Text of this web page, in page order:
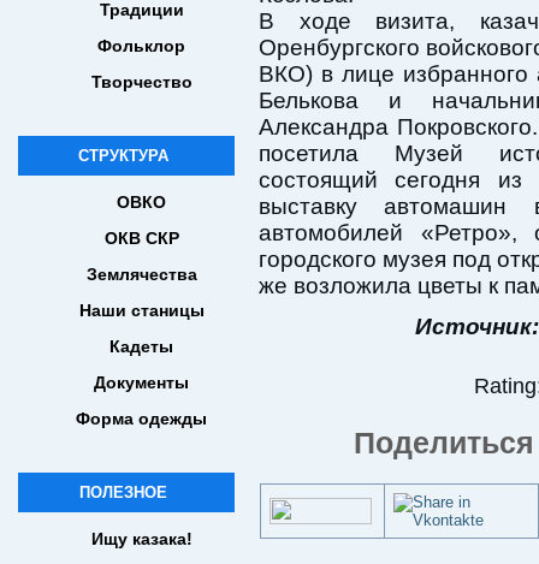
Традиции
Фольклор
Творчество
СТРУКТУРА
ОВКО
ОКВ СКР
Землячества
Наши станицы
Кадеты
Документы
Форма одежды
ПОЛЕЗНОЕ
Ищу казака!
В ходе визита,
Оренбургского
ВКО) в лице
Белькова и
Александра
посетила Музей
состоящий сегодня из
выставку автомашин
автомобилей «Ретро»,
городского музея под
же возложила цветы к